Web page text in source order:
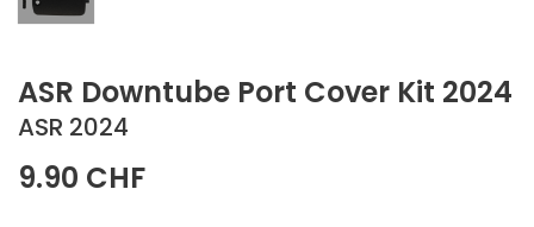
ASR Downtube Port Cover Kit 2024
ASR 2024
9.90 CHF